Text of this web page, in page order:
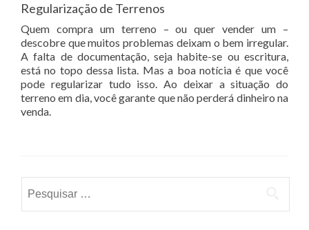
Regularização de Terrenos
Quem compra um terreno – ou quer vender um –
descobre que muitos problemas deixam o bem irregular.
A falta de documentação, seja habite-se ou escritura,
está no topo dessa lista. Mas a boa notícia é que você
pode regularizar tudo isso. Ao deixar a situação do
terreno em dia, você garante que não perderá dinheiro na
venda.